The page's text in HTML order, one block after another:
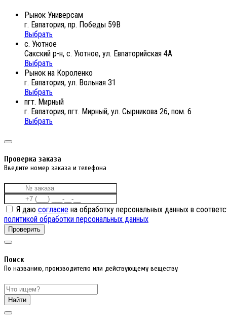
Рынок Универсам
г. Евпатория, пр. Победы 59В
Выбрать
с. Уютное
Сакский р-н, с. Уютное, ул. Евпаторийская 4А
Выбрать
Рынок на Короленко
г. Евпатория, ул. Вольная 31
Выбрать
пгт. Мирный
г. Евпатория, пгт. Мирный, ул. Сырникова 26, пом. 6
Выбрать
Проверка заказа
Введите номер заказа и телефона
Я даю согласие на обработку персональных данных в
политикой обработки персональных данных
Проверить
Поиск
По названию, производителю или действующему веществу
Найти